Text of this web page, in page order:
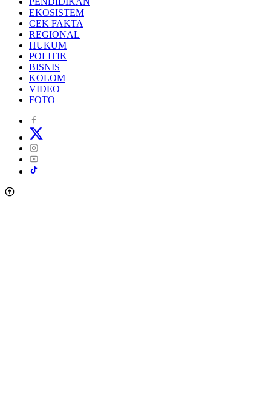
EKOSISTEM
CEK FAKTA
REGIONAL
HUKUM
POLITIK
BISNIS
KOLOM
VIDEO
FOTO